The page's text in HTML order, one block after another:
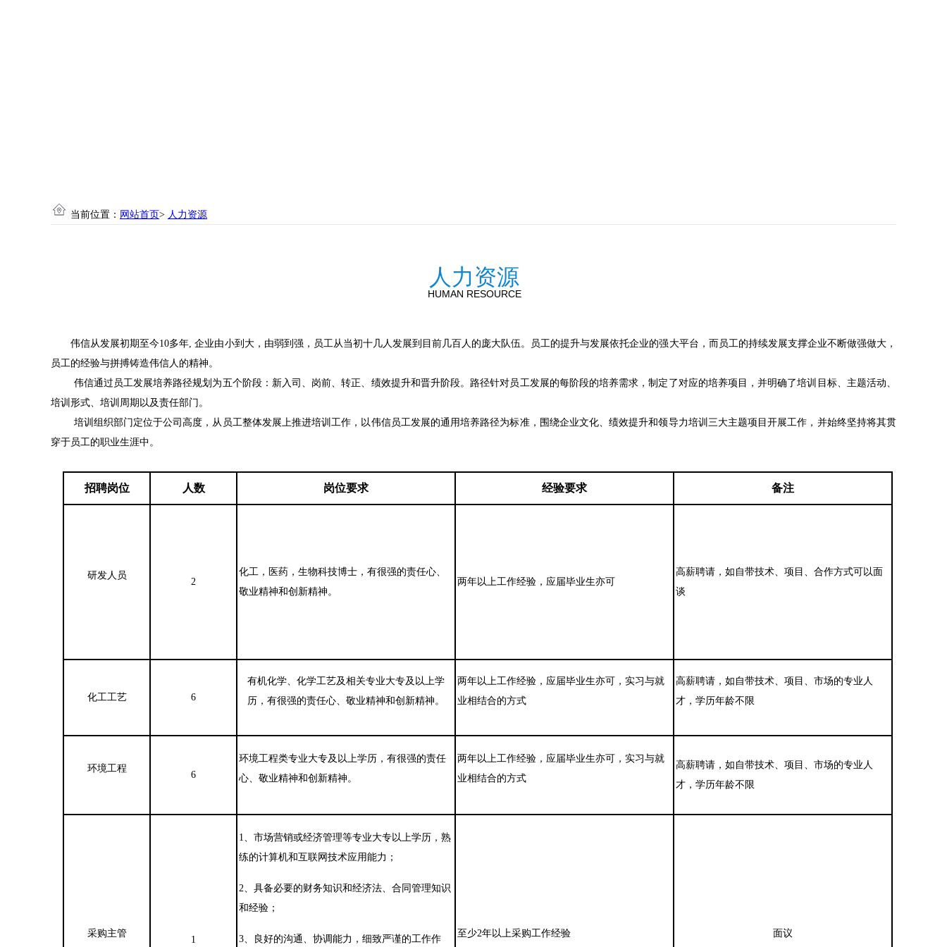
招聘岗位 人数 岗位要求 经验要求 备注
研发人员
2
化工，医药，生物科技博士，有很强的责任心、
敬业精神和创新精神。
两年以上工作经验，应届毕业生亦可
高薪聘请，如自带技术、项目、合作方式可以面
谈
化工工艺 6
有机化学、化学工艺及相关专业大专及以上学
历，有很强的责任心、敬业精神和创新精神。
两年以上工作经验，应届毕业生亦可，实习与就
业相结合的方式
高薪聘请，如自带技术、项目、市场的专业人
才，学历年龄不限
环境工程
6
环境工程类专业大专及以上学历，有很强的责任
心、敬业精神和创新精神。
两年以上工作经验，应届毕业生亦可，实习与就
业相结合的方式
高薪聘请，如自带技术、项目、市场的专业人
才，学历年龄不限
采购主管
1
1、市场营销或经济管理等专业大专以上学历，熟
练的计算机和互联网技术应用能力；
2、具备必要的财务知识和经济法、合同管理知识
和经验；
3、良好的沟通、协调能力，细致严谨的工作作
至少2年以上采购工作经验 面议
HUMAN RESOURCE
人力资源
当前位置： 网站首页> 人力资源
伟信从发展初期至今10多年, 企业由小到大，由弱到强，员工从当初十几人发展到目前几百人的庞大队伍。员工的提升与发展依托企业的强大平台，而员工的持续发展支撑企业不断做强做大，
员工的经验与拼搏铸造伟信人的精神。
伟信通过员工发展培养路径规划为五个阶段：新入司、岗前、转正、绩效提升和晋升阶段。路径针对员工发展的每阶段的培养需求，制定了对应的培养项目，并明确了培训目标、主题活动、
培训形式、培训周期以及责任部门。
培训组织部门定位于公司高度，从员工整体发展上推进培训工作，以伟信员工发展的通用培养路径为标准，围绕企业文化、绩效提升和领导力培训三大主题项目开展工作，并始终坚持将其贯
穿于员工的职业生涯中。